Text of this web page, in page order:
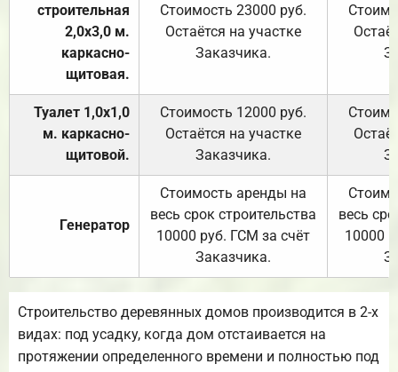
строительная
2,0х3,0 м.
каркасно-
щитовая.
Стоимость 23000 руб.
Остаётся на участке
Заказчика.
Туалет 1,0х1,0
м. каркасно-
щитовой.
Стоимость 12000 руб.
Остаётся на участке
Заказчика.
Генератор
Стоимость аренды на
весь срок строительства
10000 руб. ГСМ за счёт
Заказчика.
весь
10000
Строительство деревянных домов производится в 2-х
видах: под усадку, когда дом отстаивается на
протяжении определенного времени и полностью под